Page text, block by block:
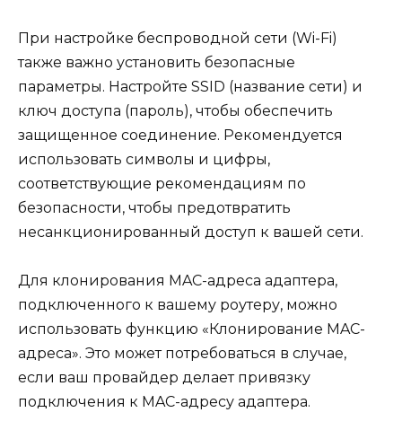
При настройке беспроводной сети (Wi-Fi)
также важно установить безопасные
параметры. Настройте SSID (название сети) и
ключ доступа (пароль), чтобы обеспечить
защищенное соединение. Рекомендуется
использовать символы и цифры,
соответствующие рекомендациям по
безопасности, чтобы предотвратить
несанкционированный доступ к вашей сети.
Для клонирования MAC-адреса адаптера,
подключенного к вашему роутеру, можно
использовать функцию «Клонирование MAC-
адреса». Это может потребоваться в случае,
если ваш провайдер делает привязку
подключения к MAC-адресу адаптера.